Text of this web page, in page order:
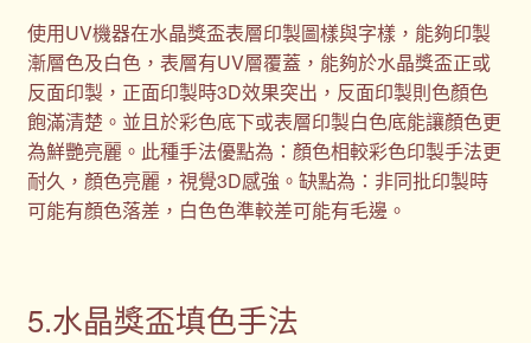
使用UV機器在水晶獎盃表層印製圖樣與字樣，能夠印製
漸層色及白色，表層有UV層覆蓋，能夠於水晶獎盃正或
反面印製，正面印製時3D效果突出，反面印製則色顏色
飽滿清楚。並且於彩色底下或表層印製白色底能讓顏色更
為鮮艷亮麗。此種手法優點為：顏色相較彩色印製手法更
耐久，顏色亮麗，視覺3D感強。缺點為：非同批印製時
可能有顏色落差，白色色準較差可能有毛邊。
5.水晶獎盃填色手法